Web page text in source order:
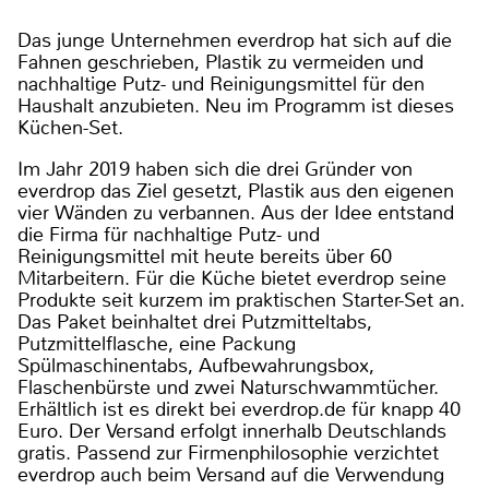
Das junge Unternehmen everdrop hat sich auf die
Fahnen geschrieben, Plastik zu vermeiden und
nachhaltige Putz- und Reinigungsmittel für den
Haushalt anzubieten. Neu im Programm ist dieses
Küchen-Set.
Im Jahr 2019 haben sich die drei Gründer von
everdrop das Ziel gesetzt, Plastik aus den eigenen
vier Wänden zu verbannen. Aus der Idee entstand
die Firma für nachhaltige Putz- und
Reinigungsmittel mit heute bereits über 60
Mitarbeitern. Für die Küche bietet everdrop seine
Produkte seit kurzem im praktischen Starter-Set an.
Das Paket beinhaltet drei Putzmitteltabs,
Putzmittelflasche, eine Packung
Spülmaschinentabs, Aufbewahrungsbox,
Flaschenbürste und zwei Naturschwammtücher.
Erhältlich ist es direkt bei everdrop.de für knapp 40
Euro. Der Versand erfolgt innerhalb Deutschlands
gratis. Passend zur Firmenphilosophie verzichtet
everdrop auch beim Versand auf die Verwendung